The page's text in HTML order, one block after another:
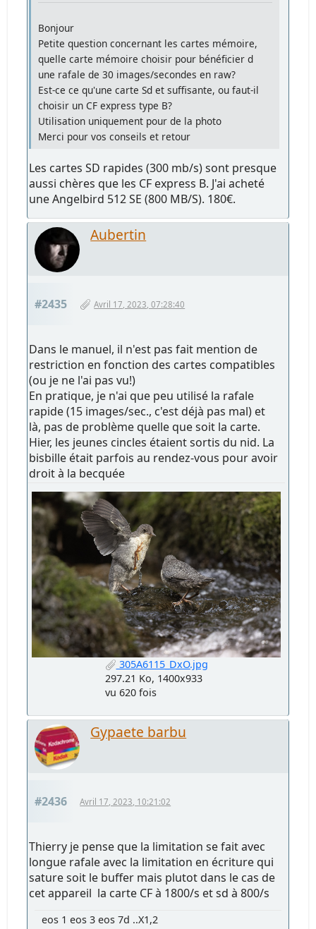
Bonjour
Petite question concernant les cartes mémoire,
quelle carte mémoire choisir pour bénéficier d
une rafale de 30 images/secondes en raw?
Est-ce ce qu'une carte Sd et suffisante, ou faut-il
choisir un CF express type B?
Utilisation uniquement pour de la photo
Merci pour vos conseils et retour
Les cartes SD rapides (300 mb/s) sont presque
aussi chères que les CF express B. J'ai acheté
une Angelbird 512 SE (800 MB/S). 180€.
Aubertin
#2435 Avril 17, 2023, 07:28:40
Dans le manuel, il n'est pas fait mention de
restriction en fonction des cartes compatibles
(ou je ne l'ai pas vu!)
En pratique, je n'ai que peu utilisé la rafale
rapide (15 images/sec., c'est déjà pas mal) et
là, pas de problème quelle que soit la carte.
Hier, les jeunes cincles étaient sortis du nid. La
bisbille était parfois au rendez-vous pour avoir
droit à la becquée
305A6115_DxO.jpg
297.21 Ko, 1400x933
vu 620 fois
Gypaete barbu
#2436 Avril 17, 2023, 10:21:02
Thierry je pense que la limitation se fait avec
longue rafale avec la limitation en écriture qui
sature soit le buffer mais plutot dans le cas de
cet appareil la carte CF à 1800/s et sd à 800/s
eos 1 eos 3 eos 7d ..X1,2